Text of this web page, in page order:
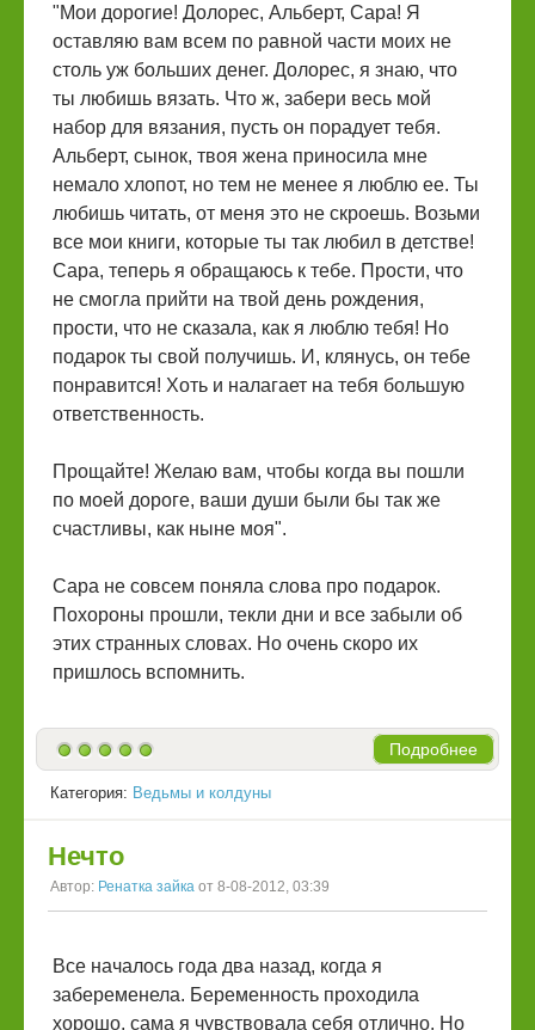
"Мои дорогие! Долорес, Альберт, Сара! Я
оставляю вам всем по равной части моих не
столь уж больших денег. Долорес, я знаю, что
ты любишь вязать. Что ж, забери весь мой
набор для вязания, пусть он порадует тебя.
Альберт, сынок, твоя жена приносила мне
немало хлопот, но тем не менее я люблю ее. Ты
любишь читать, от меня это не скроешь. Возьми
все мои книги, которые ты так любил в детстве!
Сара, теперь я обращаюсь к тебе. Прости, что
не смогла прийти на твой день рождения,
прости, что не сказала, как я люблю тебя! Но
подарок ты свой получишь. И, клянусь, он тебе
понравится! Хоть и налагает на тебя большую
ответственность.
Прощайте! Желаю вам, чтобы когда вы пошли
по моей дороге, ваши души были бы так же
счастливы, как ныне моя".
Сара не совсем поняла слова про подарок.
Похороны прошли, текли дни и все забыли об
этих странных словах. Но очень скоро их
пришлось вспомнить.
Подробнее
Категория: Ведьмы и колдуны
Нечто
Автор: Ренатка зайка от 8-08-2012, 03:39
Все началось года два назад, когда я
забеременела. Беременность проходила
хорошо, сама я чувствовала себя отлично. Но